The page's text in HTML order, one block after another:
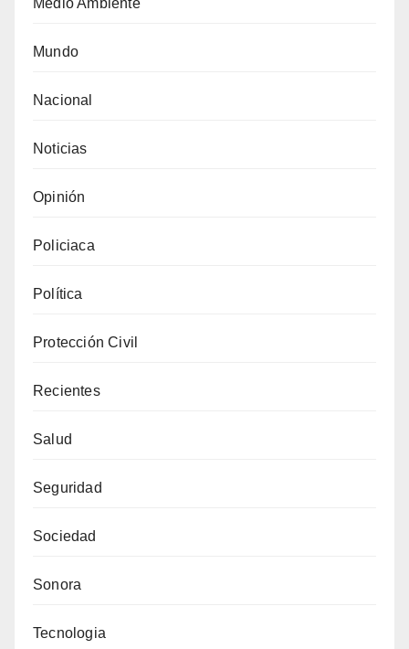
Mundo
Nacional
Noticias
Opinión
Policiaca
Política
Protección Civil
Recientes
Salud
Seguridad
Sociedad
Sonora
Tecnologia